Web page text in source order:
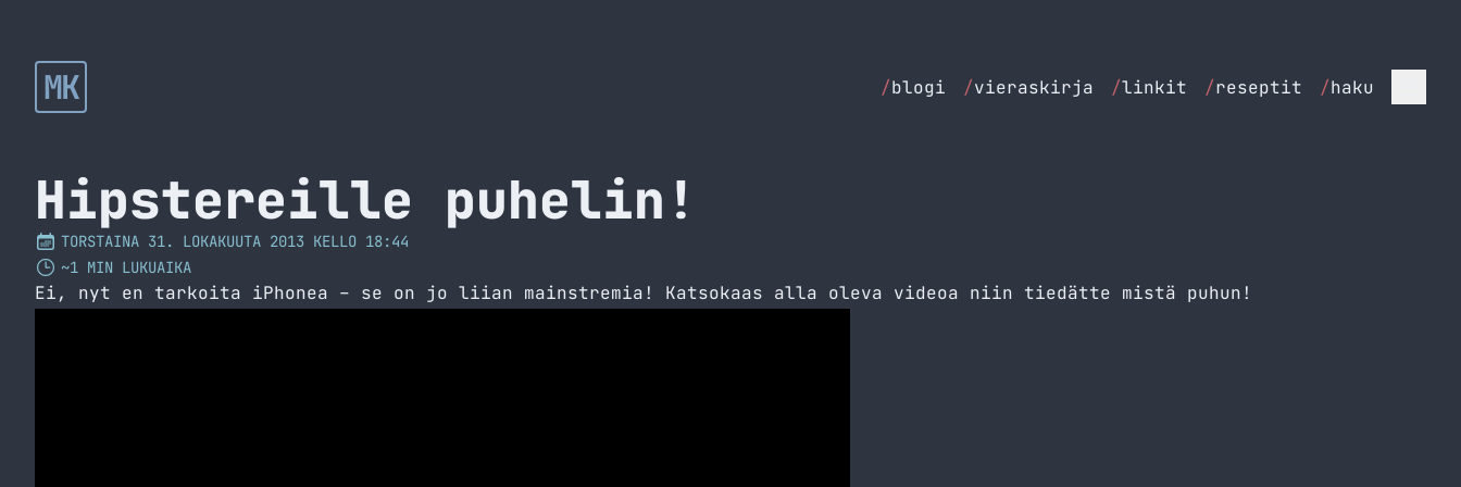
MK /blogi /vieraskirja /linkit /reseptit /haku
Hipstereille puhelin!
TORSTAINA 31. LOKAKUUTA 2013 KELLO 18:44
~1 MIN LUKUAIKA
Ei, nyt en tarkoita iPhonea – se on jo liian mainstremia! Katsokaas alla oleva videoa niin tiedätte mistä puhun!